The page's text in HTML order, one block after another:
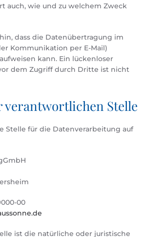
auch, wie und zu welchem Zweck
dass die Datenübertragung im
Kommunikation per E-Mail)
kann. Ein lückenloser
dem Zugriff durch Dritte ist nicht
verantwortlichen Stelle
Stelle für die Datenverarbeitung auf
00
ist die natürliche oder juristische